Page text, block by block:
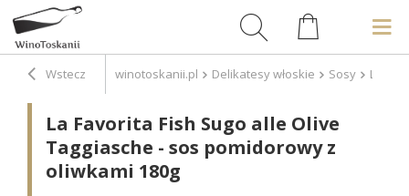
Wstecz winotoskanii.pl Delikatesy włoskie Sosy La
La Favorita Fish Sugo alle Olive
Taggiasche - sos pomidorowy z
oliwkami 180g